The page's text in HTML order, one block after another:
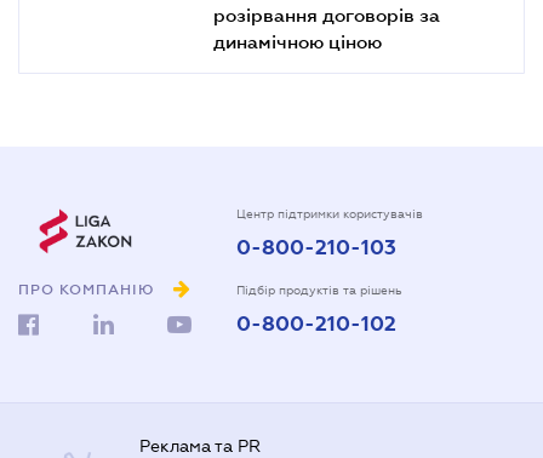
розірвання договорів за
динамічною ціною
ПРО КОМПАНІЮ
Центр підтримки користувачів
0-800-210-103
Підбір продуктів та рішень
0-800-210-102
Реклама та PR